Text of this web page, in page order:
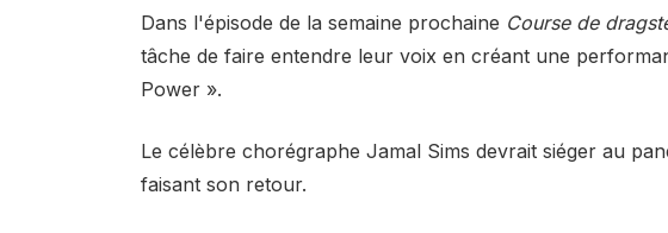
Dans l'épisode de la semaine prochaine Course de
tâche de faire entendre leur voix en créant une
Power ».
Le célèbre chorégraphe Jamal Sims devrait siéger au
faisant son retour.